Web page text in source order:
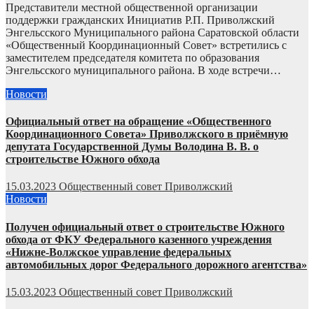
Представители местной общественной организации
поддержки гражданских Инициатив Р.П. Приволжский
Энгельсского Муниципального района Саратовской области
«Общественный Координационный Совет» встретились с
заместителем председателя комитета по образования
Энгельсского муниципального района. В ходе встречи…
Новости
Официальный ответ на обращение «Общественного
Координационного Совета» Приволжского в приёмную
депутата Государственной Думы Володина В. В. о
строительстве Южного обхода
15.03.2023 Общественный совет Приволжский
Новости
Получен официальный ответ о строительстве Южного
обхода от ФКУ Федерального казенного учреждения
«Нижне-Волжское управление федеральных
автомобильных дорог Федерального дорожного агентства»
15.03.2023 Общественный совет Приволжский